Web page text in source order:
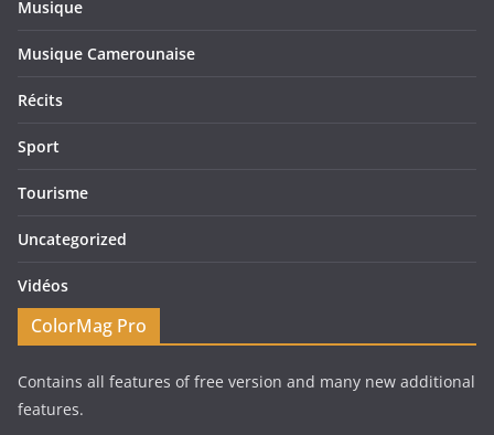
Musique
Musique Camerounaise
Récits
Sport
Tourisme
Uncategorized
Vidéos
ColorMag Pro
Contains all features of free version and many new additional
features.